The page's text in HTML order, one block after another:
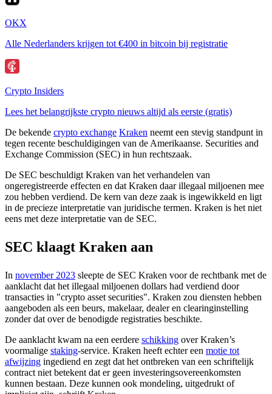
OKX
Alle Nederlanders krijgen tot €400 in bitcoin bij registratie
Crypto Insiders
Lees het belangrijkste crypto nieuws altijd als eerste (gratis)
De bekende crypto exchange Kraken neemt een stevig standpunt in
tegen recente beschuldigingen van de Amerikaanse. Securities and
Exchange Commission (SEC) in hun rechtszaak.
De SEC beschuldigt Kraken van het verhandelen van
ongeregistreerde effecten en dat Kraken daar illegaal miljoenen mee
zou hebben verdiend. De kern van deze zaak is ingewikkeld en ligt
in de precieze interpretatie van juridische termen. Kraken is het niet
eens met deze interpretatie van de SEC.
SEC klaagt Kraken aan
In november 2023 sleepte de SEC Kraken voor de rechtbank met de
aanklacht dat het illegaal miljoenen dollars had verdiend door
transacties in "crypto asset securities". Kraken zou diensten hebben
aangeboden als een beurs, makelaar, dealer en clearinginstelling
zonder dat over de benodigde registraties beschikte.
De aanklacht kwam na een eerdere schikking over Kraken’s
voormalige staking-service. Kraken heeft echter een motie tot
afwijzing ingediend en zegt dat het ontbreken van een schriftelijk
contract niet betekent dat er geen investeringsovereenkomsten
kunnen bestaan. Deze kunnen ook mondeling, uitgedrukt of